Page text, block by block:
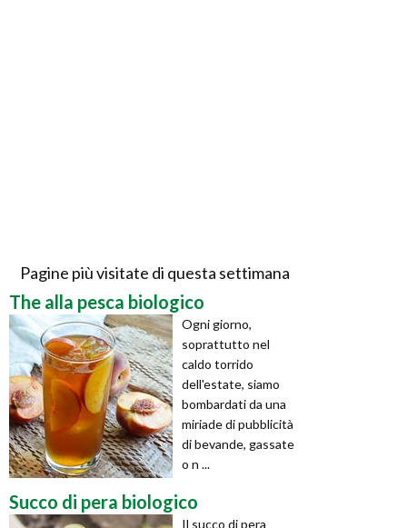
Pagine più visitate di questa settimana
The alla pesca biologico
Ogni giorno,
soprattutto nel
caldo torrido
dell'estate, siamo
bombardati da una
miriade di pubblicità
di bevande, gassate
o n ...
Succo di pera biologico
Il succo di pera